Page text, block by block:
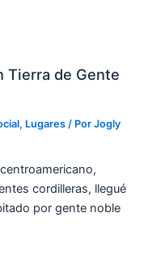
Tierra de Gente
, Lugares / PorJogly
cordilleras, llegué
por gente noble